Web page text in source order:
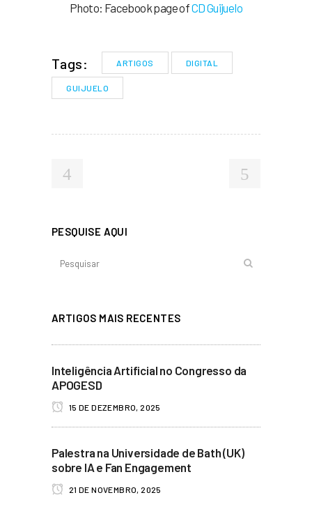
Photo: Facebook page ofCD Guijuelo
Tags: ARTIGOS DIGITAL
GUIJUELO
PESQUISE AQUI
ARTIGOS MAIS RECENTES
Inteligência Artificial no Congresso da
APOGESD
15 DE DEZEMBRO, 2025
Palestra na Universidade de Bath (UK)
sobre IA e Fan Engagement
21 DE NOVEMBRO, 2025